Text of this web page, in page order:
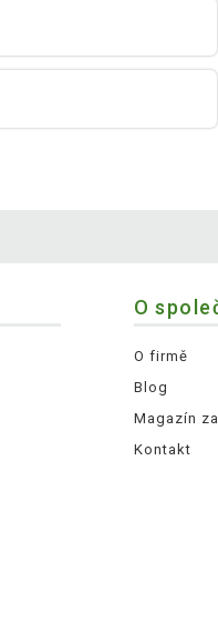
O
O firmě
Blog
Magazín
Kontakt